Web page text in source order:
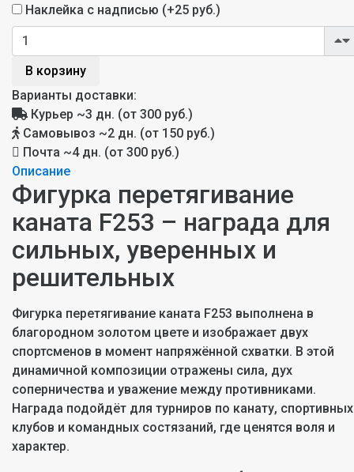
Наклейка с надписью (+25 руб.)
В корзину
Варианты доставки:
Курьер ~3 дн. (от 300 руб.)
Самовывоз ~2 дн. (от 150 руб.)
Почта ~4 дн. (от 300 руб.)
Описание
Фигурка перетягивание
каната F253 – награда для
сильных, уверенных и
решительных
Фигурка перетягивание каната F253 выполнена в
благородном золотом цвете и изображает двух
спортсменов в момент напряжённой схватки. В этой
динамичной композиции отражены сила, дух
соперничества и уважение между противниками.
Награда подойдёт для турниров по канату, спортивных
клубов и командных состязаний, где ценятся воля и
характер.